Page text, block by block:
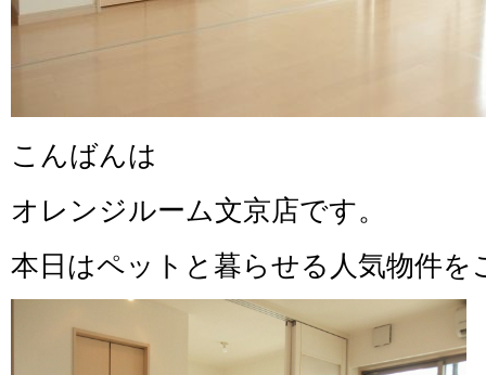
こんばんは
オレンジルーム文京店です。
本日はペットと暮らせる人気物件を